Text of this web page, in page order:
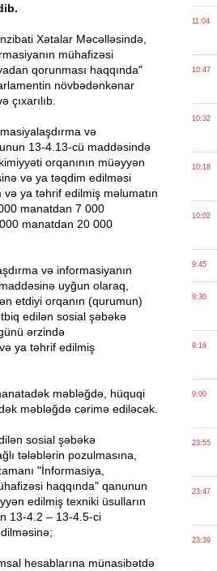
Xətalar Məcəlləsində,
mühafizəsi
qorunması haqqında"
növbədənkənar
çıxarılıb.
və
13-4.13-cü maddəsində
orqanının müəyyən
və ya təqdim edilməsi
ya təhrif edilmiş məlumatın
manatdan 7 000
manatdan 20 000
və informasiyanın
uyğun olaraq,
etdiyi orqanın (qurumun)
edilən sosial şəbəkə
ərzində
ya təhrif edilmiş
məbləğdə, hüquqi
məbləğdə cərimə ediləcək.
sosial şəbəkə
tələblərin pozulmasına,
"İnformasiya,
haqqında" qanunun
edilmiş texniki üsulların
13-4.2 – 13-4.5-ci
hesablarına münasibətdə
11:04
10:47
10:32
10:18
10:02
9:45
9:30
9:16
9:00
23:55
23:47
23:39